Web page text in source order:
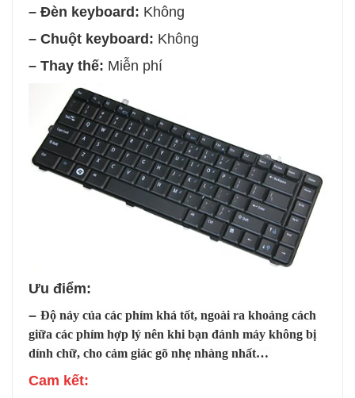
– Đèn keyboard: Không
– Chuột keyboard: Không
– Thay thế: Miễn phí
Ưu điểm:
– Độ nảy của các phím khá tốt, ngoài ra khoảng cách
giữa các phím hợp lý nên khi bạn đánh máy không bị
dính chữ, cho cảm giác gõ nhẹ nhàng nhất…
Cam kết: